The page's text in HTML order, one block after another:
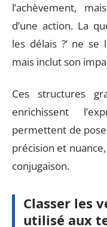
l’achèvement,
d’une action. La
les délais ?’ ne se
mais inclut son
Ces structures
enrichissent
permettent de
précision et
conjugaison.
Classer les
utilisé aux